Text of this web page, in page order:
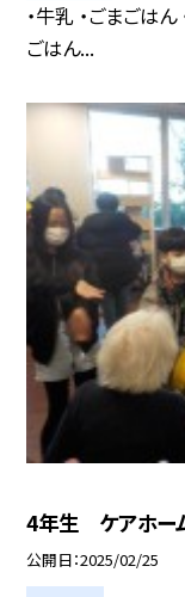
・牛乳 ・ごまごは
ごはん...
4年生 ケアホー
公開日 2025/02/25